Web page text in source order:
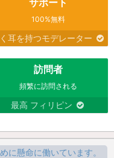
100%無料
耳を持つモデレーター
訪問者
頻繁に訪問される
最高 フィリピン
に懸命に働いています。